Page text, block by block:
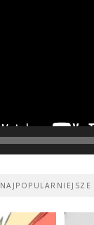
NAJPOPULARNIEJSZE